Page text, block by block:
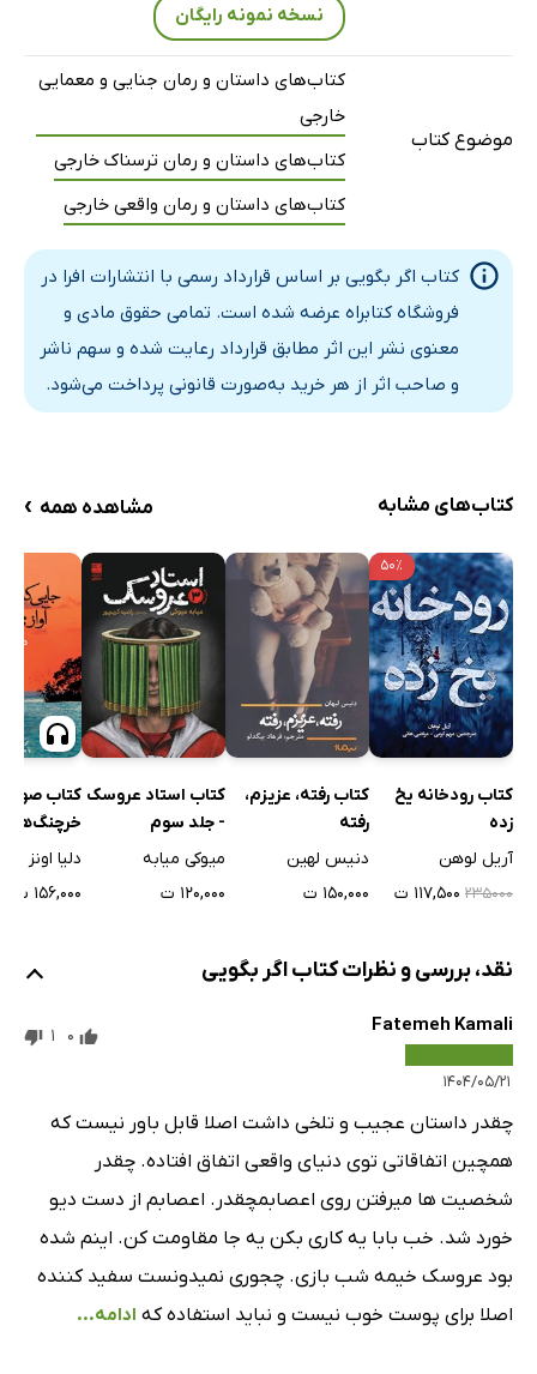
نسخه نمونه رایگان
موضوع کتاب
کتاب‌های داستان و رمان جنایی و معمایی
خارجی
کتاب‌های داستان و رمان ترسناک خارجی
کتاب‌های داستان و رمان واقعی خارجی
کتاب اگر بگویی بر اساس قرارداد رسمی با انتشارات افرا در
فروشگاه کتابراه عرضه شده است. تمامی حقوق مادی و
معنوی نشر این اثر مطابق قرارداد رعایت شده و سهم ناشر
و صاحب اثر از هر خرید به‌صورت قانونی پرداخت می‌شود.
کتاب‌های مشابه مشاهده همه ›
۵۰٪
کتاب رودخانه یخ
زده
آریل لوهن
۲۳۵۰۰۰ ۱۱۷,۵۰۰ ت
کتاب رفته، عزیزم،
رفته
دنیس لهین
۱۵۰,۰۰۰ ت
کتاب استاد عروسک
- جلد سوم
میوکی میابه
۱۲۰,۰۰۰ ت
کتاب
خرچنگ‌ها
می‌خوانند
دلیا اونز
۱۵۶,۰۰۰ ت
نقد، بررسی و نظرات کتاب اگر بگویی
Fatemeh Kamali
۱۴۰۴/۰۵/۲۱
0
1
چقدر داستان عجیب و تلخی داشت اصلا قابل باور نیست که
همچین اتفاقاتی توی دنیای واقعی اتفاق افتاده. چقدر
شخصیت ها میرفتن روی اعصابمچقدر. اعصابم از دست دیو
خورد شد. خب بابا یه کاری بکن یه جا مقاومت کن. اینم شده
بود عروسک خیمه شب بازی. چجوری نمیدونست سفید کننده
اصلا برای پوست خوب نیست و نباید استفاده که ادامه...